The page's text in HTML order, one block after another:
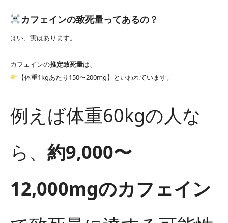
カフェインの致死量ってあるの？
はい、実はあります。
カフェインの推定致死量は、
【体重1kgあたり150〜200mg】といわれています。
例えば体重60kgの人な
ら、 約9,000〜
12,000mgのカフェイン